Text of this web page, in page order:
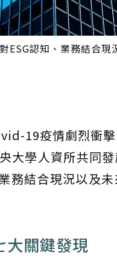
ESG認知、業務結合
19疫情劇烈衝
大學人資所共同
務結合現況以及
大關鍵發現